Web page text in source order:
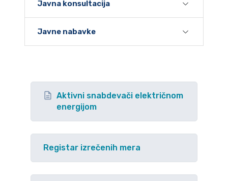
Javna konsultacija
Javne nabavke
Aktivni snabdevači električnom
energijom
Registar izrečenih mera